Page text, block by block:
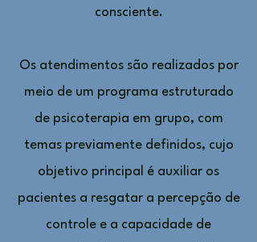
consciente.
Os atendimentos são realizados por
meio de um programa estruturado
de psicoterapia em grupo, com
temas previamente definidos, cujo
objetivo principal é auxiliar os
pacientes a resgatar a percepção de
controle e a capacidade de